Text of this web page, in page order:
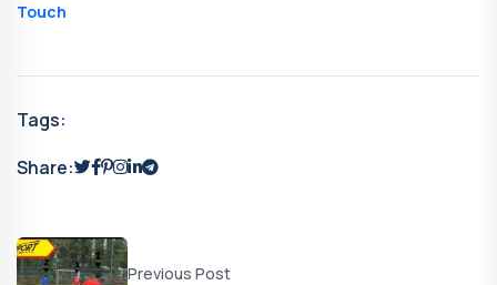
Touch
Tags:
Share:
Previous Post